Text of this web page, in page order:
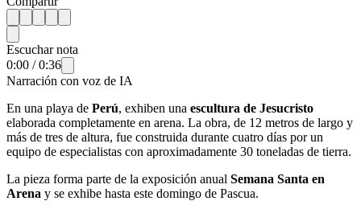
Escuchar nota
0:00 /0:36
Narración con voz de IA
En una playa de Perú, exhiben una escultura de Jesucristo
elaborada completamente en arena. La obra, de 12 metros de largo y
más de tres de altura, fue construida durante cuatro días por un
equipo de especialistas con aproximadamente 30 toneladas de tierra.
La pieza forma parte de la exposición anual Semana Santa en
Arena y se exhibe hasta este domingo de Pascua.